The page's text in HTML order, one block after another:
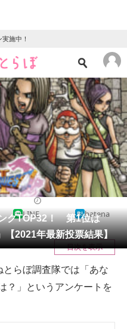
施中！
ニュース
イズ
域
育・育児
サーチ
グTOP32！ 第1位は
【2021年最新投票結果】
LINE hatena
目次を表示
らぼ調査隊では「あな
？」というアンケートを